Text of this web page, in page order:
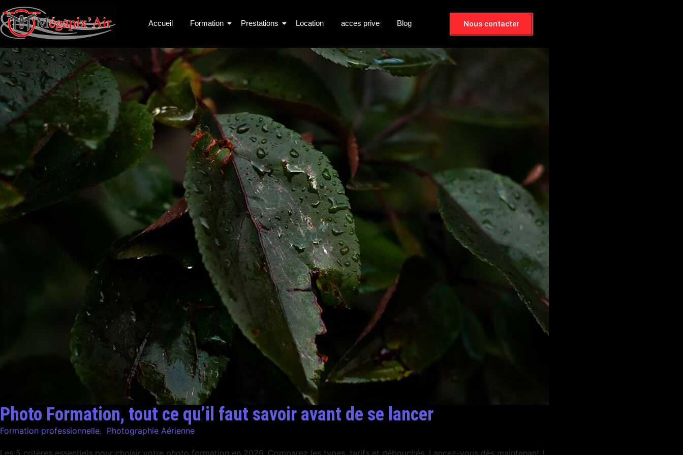
Accueil Formation Prestations Location acces prive Blog Nous contacter
Photo Formation, tout ce qu’il faut savoir avant de se lancer
Formation professionnelle, Photographie Aérienne
Les 5 critères essentiels pour choisir votre photo formation en 2026. Comparez les types, tarifs et débouchés. Lancez-vous dès maintenant !